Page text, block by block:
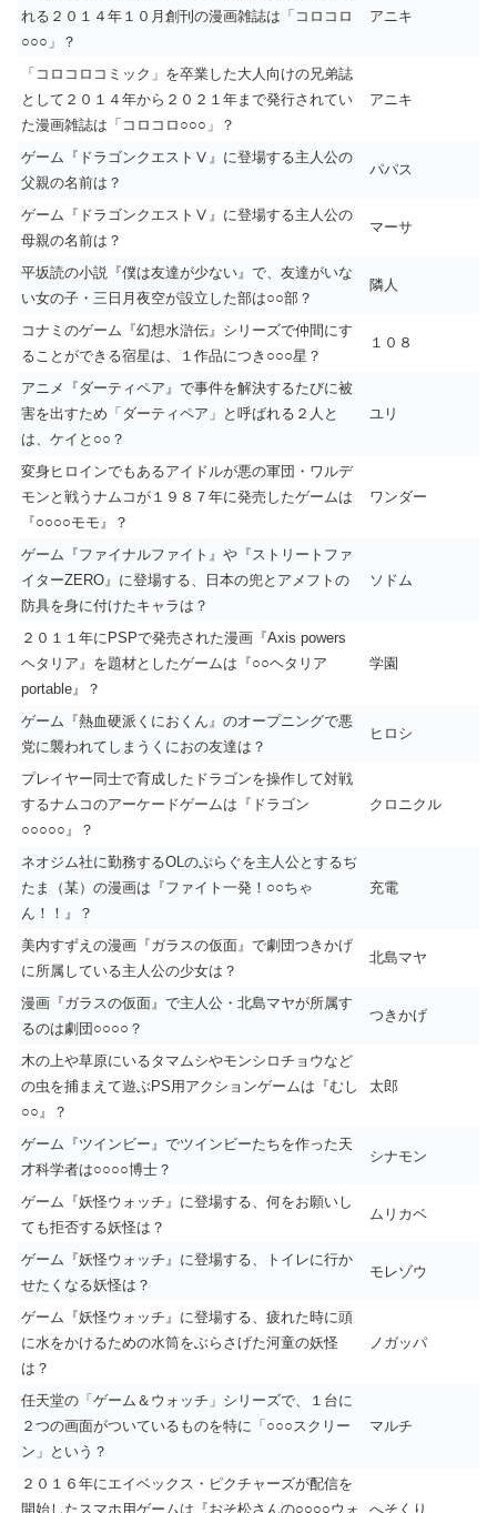
れる２０１４年１０月創刊の漫画雑誌は「コロコロ
○○○」？
アニキ
「コロコロコミック」を卒業した大人向けの兄弟誌
として２０１４年から２０２１年まで発行されてい
た漫画雑誌は「コロコロ○○○」？
アニキ
ゲーム『ドラゴンクエストⅤ』に登場する主人公の
父親の名前は？
パパス
ゲーム『ドラゴンクエストⅤ』に登場する主人公の
母親の名前は？
マーサ
平坂読の小説『僕は友達が少ない』で、友達がいな
い女の子・三日月夜空が設立した部は○○部？
隣人
コナミのゲーム『幻想水滸伝』シリーズで仲間にす
ることができる宿星は、１作品につき○○○星？
１０８
アニメ『ダーティペア』で事件を解決するたびに被
害を出すため「ダーティペア」と呼ばれる２人と
は、ケイと○○？
ユリ
変身ヒロインでもあるアイドルが悪の軍団・ワルデ
モンと戦うナムコが１９８７年に発売したゲームは
『○○○○モモ』？
ワンダー
ゲーム『ファイナルファイト』や『ストリートファ
イターZERO』に登場する、日本の兜とアメフトの
防具を身に付けたキャラは？
ソドム
２０１１年にPSPで発売された漫画『Axis powers
ヘタリア』を題材としたゲームは『○○ヘタリア
portable』？
学園
ゲーム『熱血硬派くにおくん』のオープニングで悪
党に襲われてしまうくにおの友達は？
ヒロシ
プレイヤー同士で育成したドラゴンを操作して対戦
するナムコのアーケードゲームは『ドラゴン
○○○○○』？
クロニクル
ネオジム社に勤務するOLのぷらぐを主人公とするぢ
たま（某）の漫画は『ファイト一発！○○ちゃ
ん！！』？
充電
美内すずえの漫画『ガラスの仮面』で劇団つきかげ
に所属している主人公の少女は？
北島マヤ
漫画『ガラスの仮面』で主人公・北島マヤが所属す
るのは劇団○○○○？
つきかげ
木の上や草原にいるタマムシやモンシロチョウなど
の虫を捕まえて遊ぶPS用アクションゲームは『むし
○○』？
太郎
ゲーム『ツインビー』でツインビーたちを作った天
才科学者は○○○○博士？
シナモン
ゲーム『妖怪ウォッチ』に登場する、何をお願いし
ても拒否する妖怪は？
ムリカベ
ゲーム『妖怪ウォッチ』に登場する、トイレに行か
せたくなる妖怪は？
モレゾウ
ゲーム『妖怪ウォッチ』に登場する、疲れた時に頭
に水をかけるための水筒をぶらさげた河童の妖怪
は？
ノガッパ
任天堂の「ゲーム＆ウォッチ」シリーズで、１台に
２つの画面がついているものを特に「○○○スクリー
ン」という？
マルチ
２０１６年にエイベックス・ピクチャーズが配信を
開始したスマホ用ゲームは『おそ松さんの○○○○ウォ
へそくり